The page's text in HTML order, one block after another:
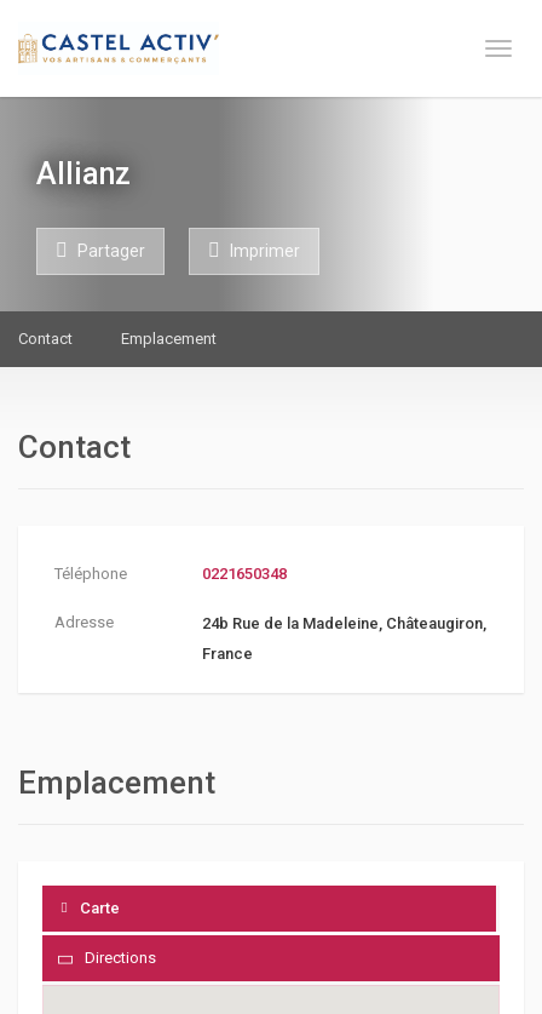
Toge
Allianz
Partager Imprimer
Contact Emplacement
Contact
Téléphone 0221650348
Adresse
24b Rue de la Madeleine, Châteaugiron,
France
Emplacement
Carte
Directions